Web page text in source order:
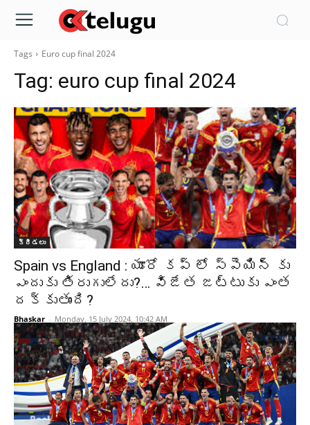
Tags Euro cup final 2024
Tag: euro cup final 2024
క్రీడలు
Spain vs England : యూరో కప్ లో స్పెయిన్ కు
ఎందుకు తిరుగులేదు?… విజేత జట్టుకు ఎంత
దక్కుతుంది?
Bhaskar - Monday, 15 July 2024, 10:42 AM